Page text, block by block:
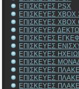
ΕΠΙΣΚΕΥΕΣ PSX
ΕΠΙΣΚΕΥΕΣ XBOX
ΕΠΙΣΚΕΥΕΣ XBOX
ΕΠΙΣΚΕΥΕΣ
ΕΠΙΣΚΕΥΕΣ
ΕΠΙΣΚΕΥΕΣ
ΕΠΙΣΚΕΥΕΣ
ΕΠΙΣΚΕΥΕΣ
ΕΠΙΣΚΕΥΕΣ
ΕΠΙΣΚΕΥΕΣ
ΕΠΙΣΚΕΥΕΣ